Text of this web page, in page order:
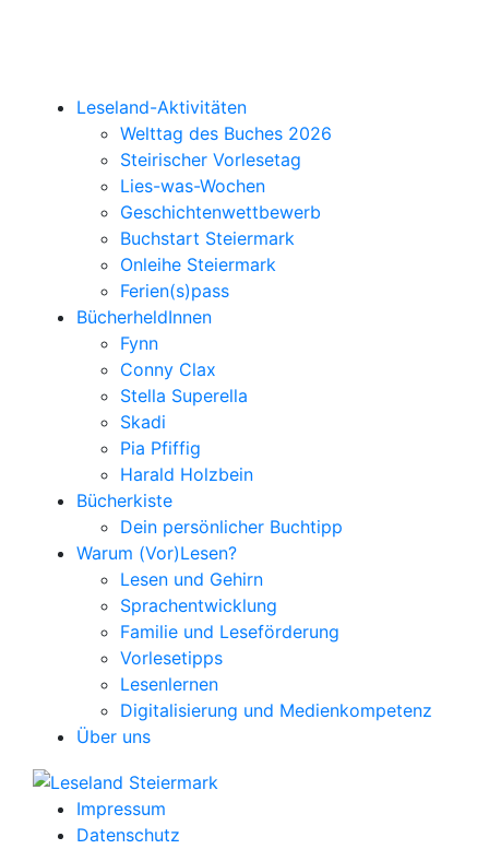
Leseland-Aktivitäten
Welttag des Buches 2026
Steirischer Vorlesetag
Lies-was-Wochen
Geschichtenwettbewerb
Buchstart Steiermark
Onleihe Steiermark
Ferien(s)pass
BücherheldInnen
Fynn
Conny Clax
Stella Superella
Skadi
Pia Pfiffig
Harald Holzbein
Bücherkiste
Dein persönlicher Buchtipp
Warum (Vor)Lesen?
Lesen und Gehirn
Sprachentwicklung
Familie und Leseförderung
Vorlesetipps
Lesenlernen
Digitalisierung und Medienkompetenz
Über uns
Impressum
Datenschutz